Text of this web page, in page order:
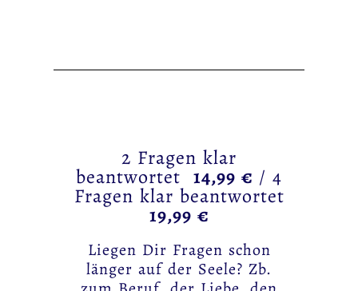
2 Fragen klar
beantwortet 14,99 € / 4
Fragen klar beantwortet
19,99 €
Liegen Dir Fragen schon
länger auf der Seele? Zb.